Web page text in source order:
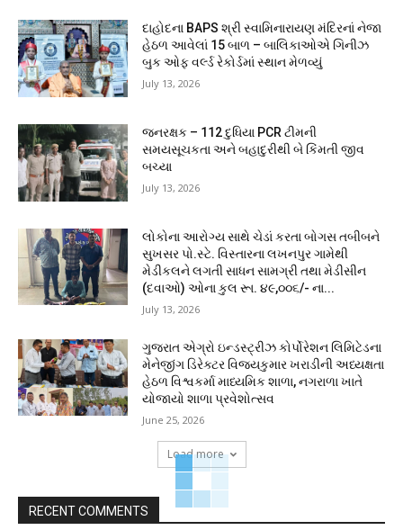
દાહોદના BAPS શ્રી સ્વામિનારાયણ મંદિરનાં નેજા
હેઠળ આવેલાં 15 બાળ – બાલિકાઓએ ગિનીઝ
બુક ઓફ વર્લ્ડ રેકોર્ડમાં સ્થાન મેળવ્યું
July 13, 2026
જનરક્ષક – 112 દુધિયા PCR ટીમની
સમયસૂચકતા અને બહાદુરીથી બે કિંમતી જીવ
બચ્યા
July 13, 2026
લોકોના આરોગ્ય સાથે ચેડાં કરતા બોગસ તબીબને
સુખસર પો.સ્ટે. વિસ્તારના લખનપુર ગામેથી
મેડીકલને લગતી સાધન સામગ્રી તથા મેડીસીન
(દવાઓ) ઓના કુલ રૂા. ૪૯,૦૦૬/- ના...
July 13, 2026
ગુજરાત એગ્રો ઇન્ડસ્ટ્રીઝ કોર્પોરેશન લિમિટેડના
મેનેજીંગ ડિરેક્ટર વિજયકુમાર ખરાડીની અધ્યક્ષતા
હેઠળ વિશ્વકર્મા માધ્યમિક શાળા, નગરાળા ખાતે
યોજાયો શાળા પ્રવેશોત્સવ
June 25, 2026
Load more
RECENT COMMENTS